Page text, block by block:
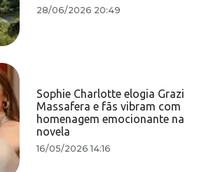
28/06/2026 20:49
Sophie Charlotte elogia Grazi
Massafera e fãs vibram com
homenagem emocionante na
novela
16/05/2026 14:16